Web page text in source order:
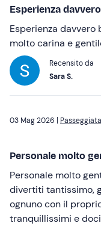
Esperienza
Esperienza
molto carina e
Recensito da
Sara S.
03 Mag 2026 |
Personale molto
Personale molto
divertiti tantissimo,
ognuno con il
tranquillissimi e